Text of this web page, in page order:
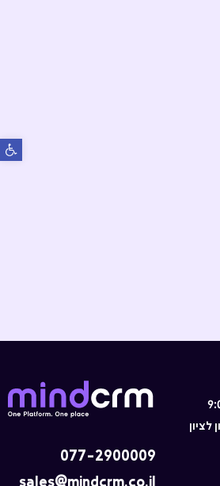
פתח
077-2900009
sales@mindcrm.co.il